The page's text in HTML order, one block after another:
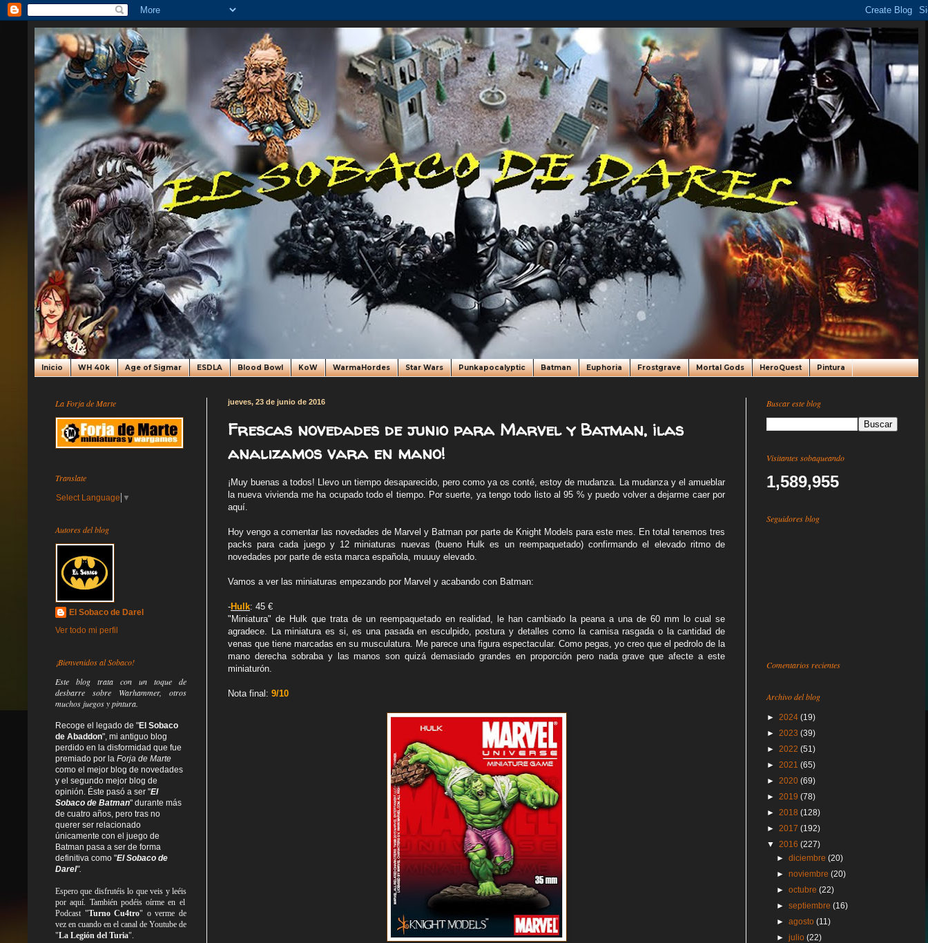
Inicio WH 40k Age of Sigmar ESDLA Blood Bowl KoW WarmaHordes Star Wars Punkapocalyptic Batman Euphoria Frostgrave Mortal Gods HeroQuest Pintura
jueves, 23 de junio de 2016
Frescas novedades de junio para Marvel y Batman, ¡las
analizamos vara en mano!
¡Muy buenas a todos! Llevo un tiempo desaparecido, pero como ya os conté, estoy de mudanza. La mudanza y el amueblar
la nueva vivienda me ha ocupado todo el tiempo. Por suerte, ya tengo todo listo al 95 % y puedo volver a dejarme caer por
aquí.
Hoy vengo a comentar las novedades de Marvel y Batman por parte de Knight Models para este mes. En total tenemos tres
packs para cada juego y 12 miniaturas nuevas (bueno Hulk es un reempaquetado) confirmando el elevado ritmo de
novedades por parte de esta marca española, muuuy elevado.
Vamos a ver las miniaturas empezando por Marvel y acabando con Batman:
-Hulk: 45 €
"Miniatura" de Hulk que trata de un reempaquetado en realidad, le han cambiado la peana a una de 60 mm lo cual se
agradece. La miniatura es si, es una pasada en esculpido, postura y detalles como la camisa rasgada o la cantidad de
venas que tiene marcadas en su musculatura. Me parece una figura espectacular. Como pegas, yo creo que el pedrolo de la
mano derecha sobraba y las manos son quizá demasiado grandes en proporción pero nada grave que afecte a este
miniaturón.
Nota final: 9/10
La Forja de Marte
Translate
Select Language ▼
Autores del blog
El Sobaco de Darel
Ver todo mi perfil
¡Bienvenidos al Sobaco!
Este blog trata con un toque de
desbarre sobre Warhammer, otros
muchos juegos y pintura.
Recoge el legado de "El Sobaco
de Abaddon", mi antiguo blog
perdido en la disformidad que fue
premiado por la Forja de Marte
como el mejor blog de novedades
y el segundo mejor blog de
opinión. Éste pasó a ser "El
Sobaco de Batman" durante más
de cuatro años, pero tras no
querer ser relacionado
únicamente con el juego de
Batman pasa a ser de forma
definitiva como "El Sobaco de
Darel".
Espero que disfrutéis lo queveis yleéis
por aquí. También podéis oírme en el
Podcast "Turno Cu4tro" o verme de
vez en cuando en el canal de Youtube de
"La Legión del Turia".
Buscar este blog
Visitantes sobaqueando
1,589,955
Seguidores blog
Comentarios recientes
Archivo del blog
► 2024 (19)
► 2023 (39)
► 2022 (51)
► 2021 (65)
► 2020 (69)
► 2019 (78)
► 2018 (128)
► 2017 (192)
▼ 2016 (227)
►diciembre(20)
►noviembre(20)
►octubre(22)
►septiembre(16)
►agosto(11)
►julio(22)